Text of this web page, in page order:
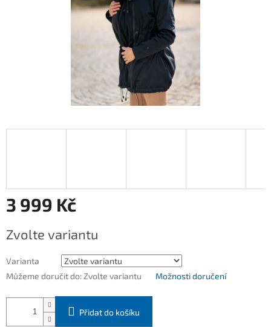
3 999 Kč
cena:
Zvolte variantu
Varianta
Můžeme doručit do: Zvolte variantu Možnosti doručení
Přidat do košíku